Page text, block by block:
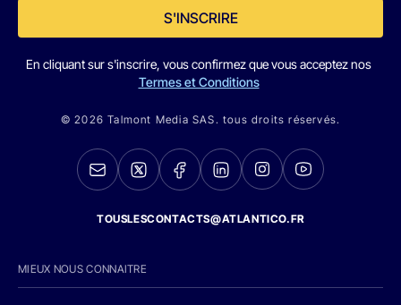
S'INSCRIRE
En cliquant sur s'inscrire, vous confirmez que vous acceptez nos
Termes et Conditions
© 2026 Talmont Media SAS. tous droits réservés.
TOUSLESCONTACTS@ATLANTICO.FR
MIEUX NOUS CONNAITRE